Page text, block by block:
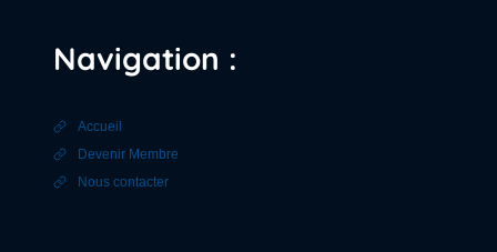
Navigation :
Accueil
Devenir Membre
Nous contacter